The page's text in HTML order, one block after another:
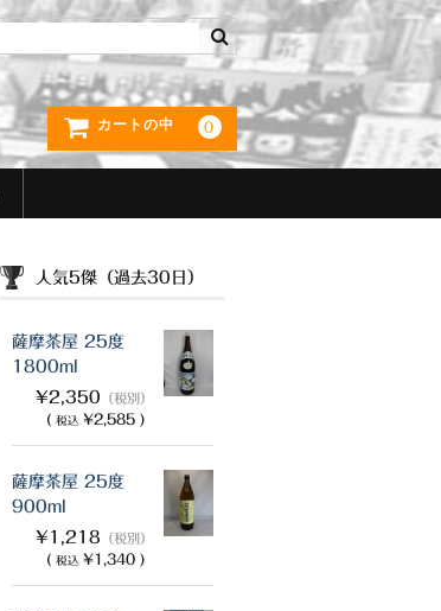
カートの中 0
人気5傑（過去30日）
薩摩茶屋 25度
1800ml
¥2,350 （税別）
( 税込 ¥2,585 )
薩摩茶屋 25度
900ml
¥1,218 （税別）
( 税込 ¥1,340 )